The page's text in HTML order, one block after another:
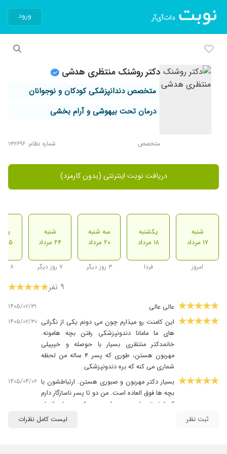
ورود
دکتر روشنک منتظری هدشی
متخصص دندانپزشکی کودکان و نوجوانان
درمان تحت بیهوشی و آرام بخشی
متخصص شماره نظام: ۱۳۲۶۹۶
دریافت نوبت اینترنتی (بدون کارمزد)
شنبه
۱۷ مرداد
امروز
یکشنبه
۱۸ مرداد
فردا
سه شنبه
۲۰ مرداد
۳ روز دیگر
شنبه
۲۴ مرداد
۷ روز دیگر
۲۵ مرداد
۸ روز دیگر
۹ نفر
عالی عالی ۱۴۰۵/۰۲/۳۱
این کامنت رو میذارم چون می دونم یکی از نگرانی
های ما مامانا دندونپزشکی رفتن بچه هامونه.
خانمدکتر منتظری بسیار با حوصله و خیییلی
مهربون هستن، طوری که پسر ۴ ساله من لحظه
شماری می کنه که بره دندونپزشکی.
۱۴۰۵/۰۲/۳۰
بسیار دکتر مهربون و صبوری هستن. ارتباطشون با
بچه ها فوق العاده است. من دو تا پسر ناسازگار دارم
که تونستن با صبوری برای هر دوشون درمان انجام
۱۴۰۵/۰۴/۰۲
ثبت نظر لیست کامل نظرات